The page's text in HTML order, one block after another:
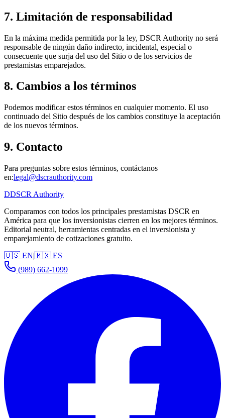
7. Limitación de responsabilidad
En la máxima medida permitida por la ley, DSCR Authority no será
responsable de ningún daño indirecto, incidental, especial o
consecuente que surja del uso del Sitio o de los servicios de
prestamistas emparejados.
8. Cambios a los términos
Podemos modificar estos términos en cualquier momento. El uso
continuado del Sitio después de los cambios constituye la aceptación
de los nuevos términos.
9. Contacto
Para preguntas sobre estos términos, contáctanos
en:legal@dscrauthority.com
DDSCR Authority
Comparamos con todos los principales prestamistas DSCR en
América para que los inversionistas cierren en los mejores términos.
Editorial neutral, herramientas centradas en el inversionista y
emparejamiento de cotizaciones gratuito.
🇺🇸 EN|🇲🇽 ES
(989) 662-1099